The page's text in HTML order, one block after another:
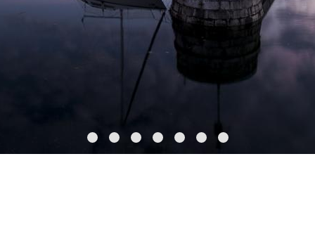
Lac Majeur, vous pourrez pratiquer des
sports nautiques tels que la pêche et l’aviron. Les
amateurs de tennis et d’équitation peuvent profiter
des installations modernes du
Racquet Country Club
Club Hippique
Événements et gastronomie : vivez l'authenticité
d'Angera